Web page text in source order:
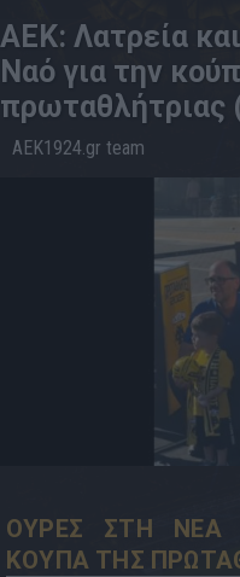
AEK: Λατρεία
Ναό για την
πρωταθλήτριας
AEK1924.gr team
ΟΥΡΕΣ ΣΤΗ ΝΕΑ
ΚΟΥΠΑ ΤΗΣ